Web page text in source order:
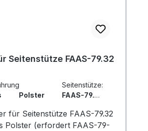
Seitenstütze FAAS-79.32
Seitenstütze:
Polster FAAS-79.32
für Seitenstütze FAAS-79.32
Polster (erfordert FAAS-79-